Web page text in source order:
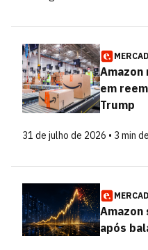
Amazon
em
Trump
31 de julho de 2026 • 3 min
Amazon
após